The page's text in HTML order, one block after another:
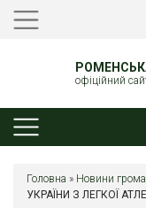
офіційний
Головна » Новини
УКРАЇНИ З ЛЕГКОЇ